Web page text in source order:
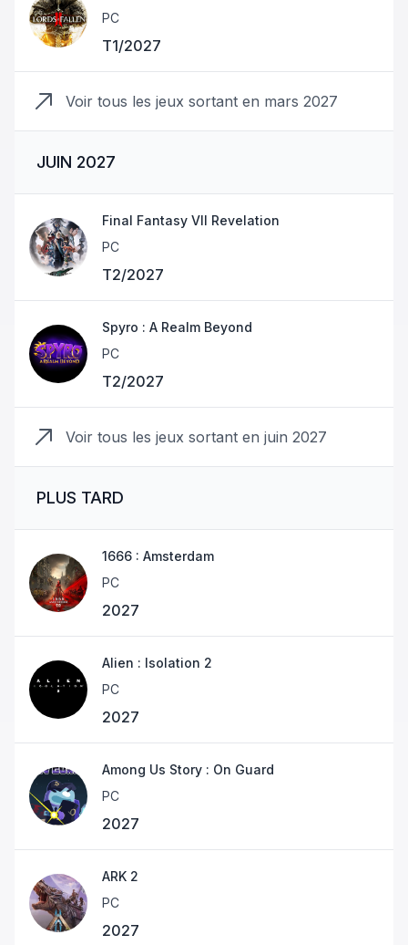
PC
T1/2027
Voir tous les jeux sortant en mars 2027
JUIN 2027
Final Fantasy VII Revelation
PC
T2/2027
Spyro : A Realm Beyond
PC
T2/2027
Voir tous les jeux sortant en juin 2027
PLUS TARD
1666 : Amsterdam
PC
2027
Alien : Isolation 2
PC
2027
Among Us Story : On Guard
PC
2027
ARK 2
PC
2027